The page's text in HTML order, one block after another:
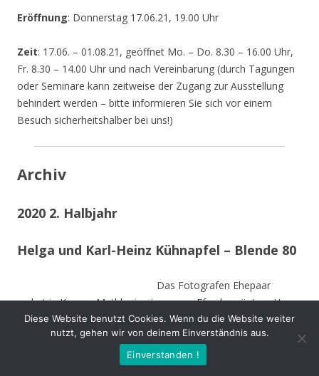
Eröffnung: Donnerstag 17.06.21, 19.00 Uhr
Zeit: 17.06. – 01.08.21, geöffnet Mo. – Do. 8.30 – 16.00 Uhr,
Fr. 8.30 – 14.00 Uhr und nach Vereinbarung (durch Tagungen
oder Seminare kann zeitweise der Zugang zur Ausstellung
behindert werden – bitte informieren Sie sich vor einem
Besuch sicherheitshalber bei uns!)
Archiv
2020 2. Halbjahr
Helga und Karl-Heinz Kühnapfel – Blende 80
Das Fotografen Ehepaar
wohnt in Kamen-Methler in einem von Efeu begrüntem Haus
umgeben von einem naturnahen Garten mit Teich, kleinen
naturnahen Wiesen, Obstbäumen und weiteren hohen
Bäumen. Die Stämme der von Stürmen gefällten Bäume sind
Diese Website benutzt Cookies. Wenn du die Website weiter
nutzt, gehen wir von deinem Einverständnis aus.
Einverstanden !